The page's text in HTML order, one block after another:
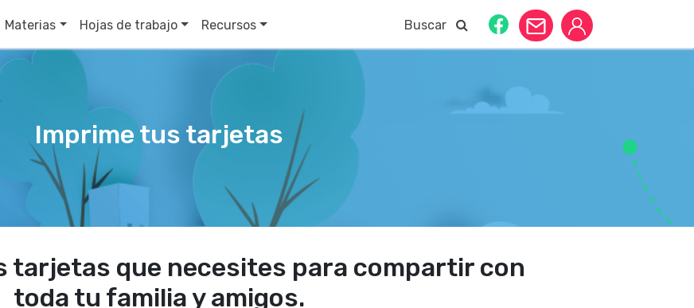
Materias Hojas de trabajo Recursos Buscar
Imprime tus tarjetas
tarjetas que necesites para compartir con
toda tu familia y amigos.